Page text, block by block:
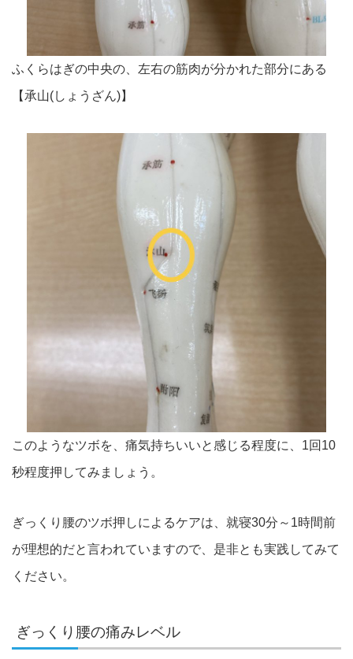
ふくらはぎの中央の、左右の筋肉が分かれた部分にある
【承山(しょうざん)】
このようなツボを、痛気持ちいいと感じる程度に、1回10
秒程度押 してみましょう。
ぎっくり腰のツボ押しによるケアは、就寝30分～1時間前
が理想的だと言われていますので、是非とも実践してみて
ください。
ぎっくり腰の痛みレベル